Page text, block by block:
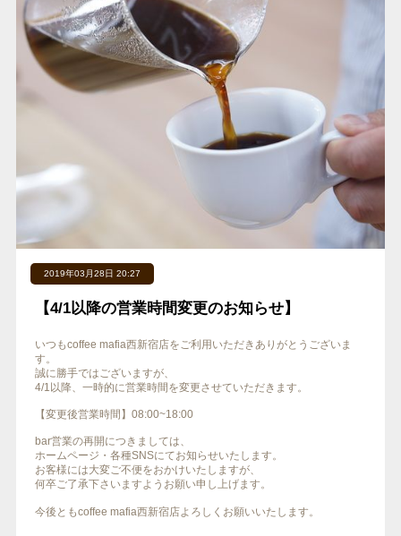
2019年03月28日 20:27
【4/1以降の営業時間変更のお知らせ】 ‬
‪いつもcoffee mafia西新宿店をご利用いただきありがとうございま
す。
誠に勝手ではございますが、
4/1以降、一時的に営業時間を変更させていただきます。
【変更後営業時間】08:00~18:00
bar営業の再開につきましては、
ホームページ・各種SNSにてお知らせいたします。
お客様には大変ご不便をおかけいたしますが、
何卒ご了承下さいますようお願い申し上げます。
‪今後ともcoffee mafia西新宿店よろしくお願いいたします。